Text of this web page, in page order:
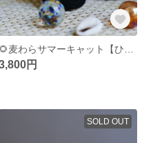
円
SOLD OUT